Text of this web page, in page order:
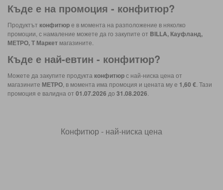
Къде е на промоция - конфитюр?
Продуктът конфитюре в момента на разположение в няколко
промоции, с намаление можете да го закупите от BILLA, Кауфланд,
МЕТРО, Т Маркет магазините.
Къде е най-евтин - конфитюр?
Можете да закупите продукта конфитюрс най-ниска цена от
магазините МЕТРО , в момента има промоция и цената му е 1,60 € . Тази
промоция е валидна от 01.07.2026 до 31.08.2026
Конфитюр - най-ниска цена